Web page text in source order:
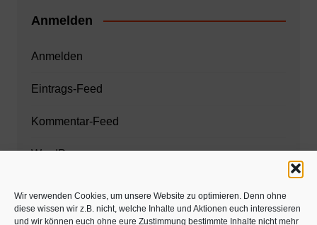
Wir verwenden Cookies, um unsere Website zu optimieren. Denn ohne
diese wissen wir z.B. nicht, welche Inhalte und Aktionen euch interessieren
und wir können euch ohne eure Zustimmung bestimmte Inhalte nicht mehr
Anmelden
Anmelden
Eintrags-Feed
Kommentar-Feed
WordPress.org
Zahnarzt München